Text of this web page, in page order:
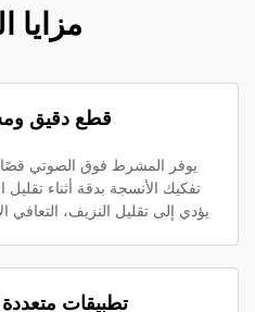
مزايا
قطع دقيق
يوفر المشرط فوق الصوتي قصًا
تفكيك الأنسجة بدقة أثناء
يؤدي إلى تقليل النزيف، التعافي
تطبيقات